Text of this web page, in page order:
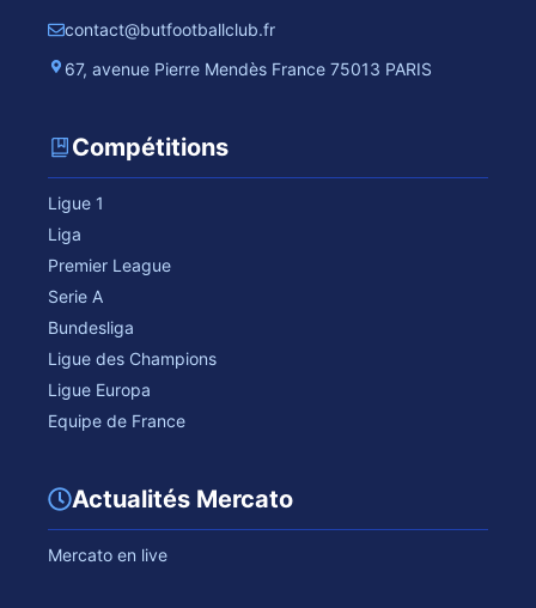
contact@butfootballclub.fr
67, avenue Pierre Mendès France 75013 PARIS
Compétitions
Ligue 1
Liga
Premier League
Serie A
Bundesliga
Ligue des Champions
Ligue Europa
Equipe de France
Actualités Mercato
Mercato en live